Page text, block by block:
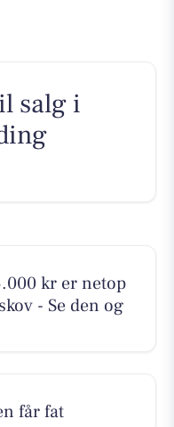
salg i
kr er netop
- Se den og
får fat